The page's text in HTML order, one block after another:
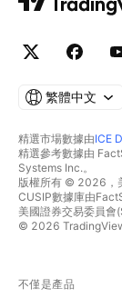
繁體中文
精選市場數據由ICE
精選參考數據由
Systems Inc.。
版權所有 © 2026，
CUSIP數據庫由
美國證券交易委員會
© 2026
不僅是產品